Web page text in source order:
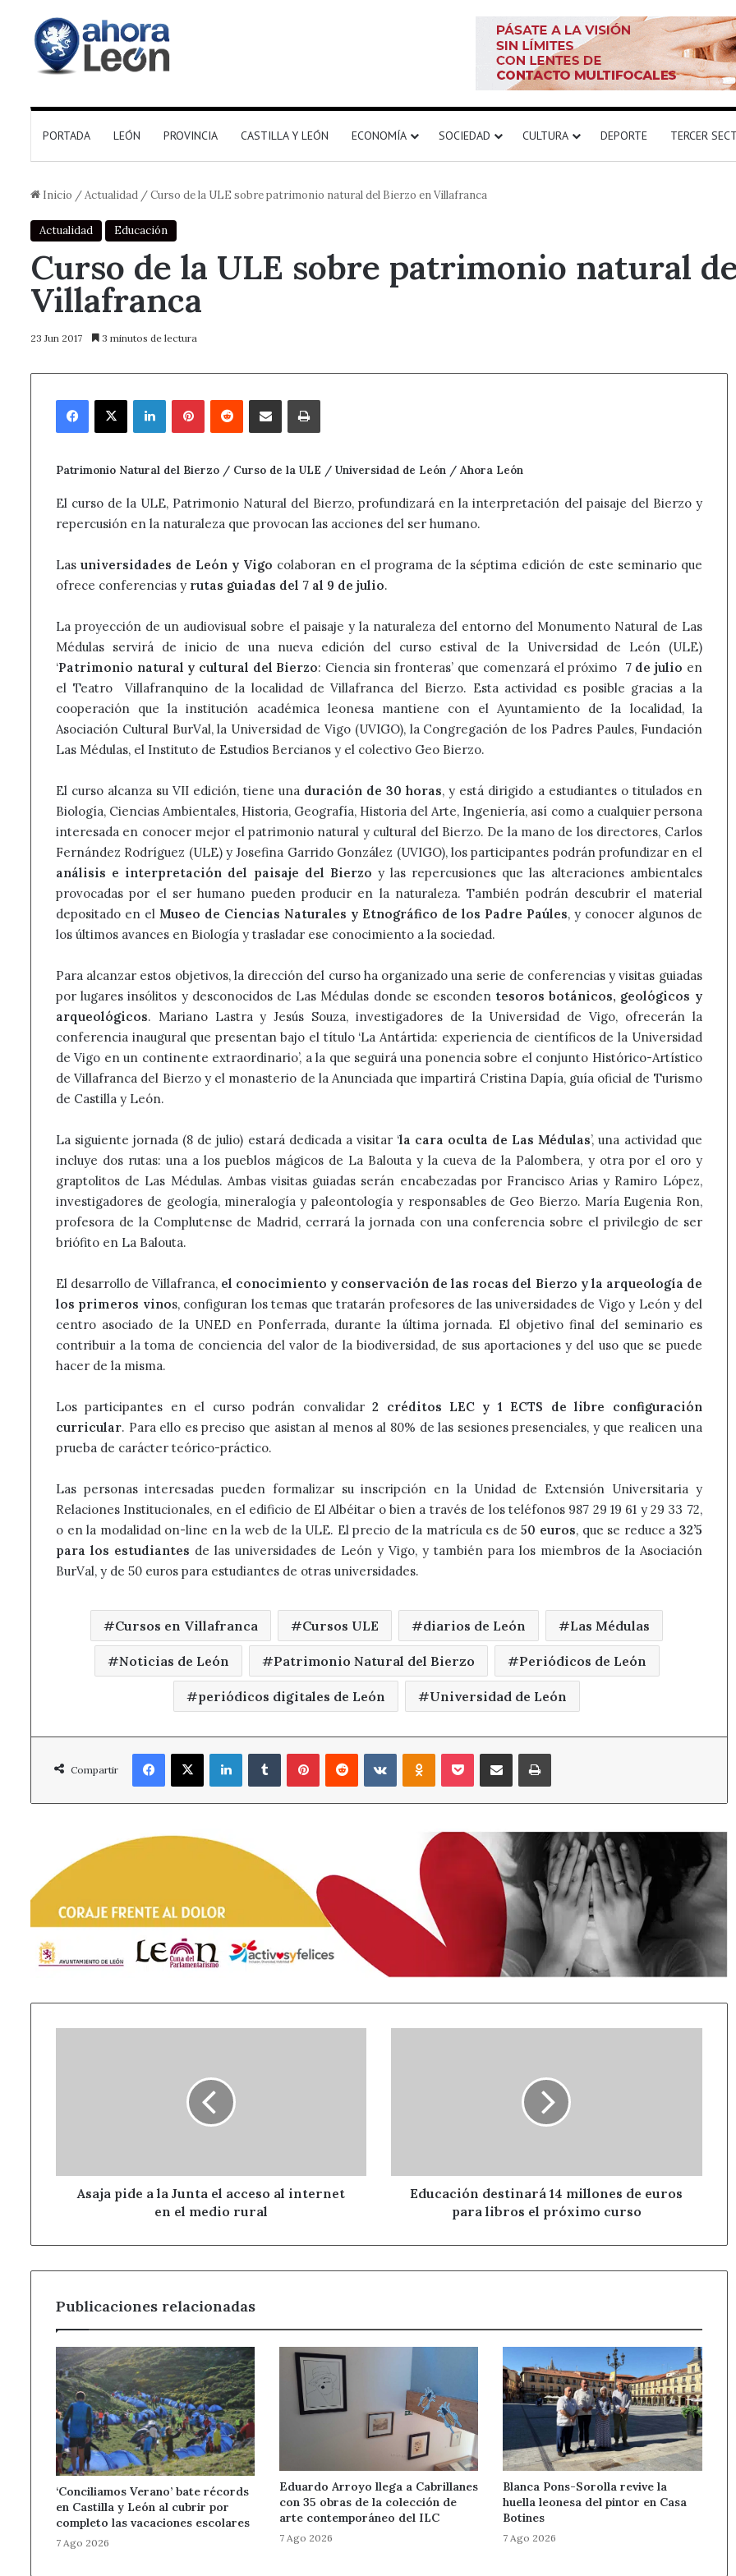
PORTADA LEÓN PROVINCIA CASTILLA Y LEÓN ECONOMÍA SOCIEDAD CULTURA DEPORTE TERCER
Inicio /Actualidad /Curso de la ULE sobre patrimonio natural del Bierzo en Villafranca
Actualidad Educación
Curso de la ULE sobre patrimonio natural
Villafranca
23 Jun 2017 3 minutos de lectura
Facebook
X LinkedInPinterestReddit Compartir por correo electrónicoImprimir
Patrimonio Natural del Bierzo / Curso de la ULE / Universidad de León / Ahora León
El curso de la ULE, Patrimonio Natural del Bierzo, profundizará en la interpretación del paisaje del Bierzo y
repercusión en la naturaleza que provocan las acciones del ser humano.
Lasuniversidades de León y Vigo colaboran en el programa de la séptima edición de este seminario que
ofrece conferencias y rutas guiadas del 7 al 9 de julio.
La proyección de un audiovisual sobre el paisaje y la naturaleza del entorno del Monumento Natural de Las
Médulas servirá de inicio de una nueva edición del curso estival de la Universidad de León (ULE)
‘Patrimonio natural y cultural del Bierzo: Ciencia sin fronteras’ que comenzará el próximo 7 de julio en
el Teatro Villafranquino de la localidad de Villafranca del Bierzo. Esta actividad es posible gracias a la
cooperación que la institución académica leonesa mantiene con el Ayuntamiento de la localidad, la
Asociación Cultural BurVal, la Universidad de Vigo (UVIGO), la Congregación de los Padres Paules, Fundación
Las Médulas, el Instituto de Estudios Bercianos y el colectivo Geo Bierzo.
El curso alcanza su VII edición, tiene una duración de 30 horas, y está dirigido a estudiantes o titulados en
Biología, Ciencias Ambientales, Historia, Geografía, Historia del Arte, Ingeniería, así como a cualquier persona
interesada en conocer mejor el patrimonio natural y cultural del Bierzo. De la mano de los directores, Carlos
Fernández Rodríguez (ULE) y Josefina Garrido González (UVIGO), los participantes podrán profundizar en el
análisis e interpretación del paisaje del Bierzo y las repercusiones que las alteraciones ambientales
provocadas por el ser humano pueden producir en la naturaleza. También podrán descubrir el material
depositado en el Museo de Ciencias Naturales y Etnográfico de los Padre Paúles, y conocer algunos de
los últimos avances en Biología y trasladar ese conocimiento a la sociedad.
Para alcanzar estos objetivos, la dirección del curso ha organizado una serie de conferencias y visitas guiadas
por lugares insólitos y desconocidos de Las Médulas donde se esconden tesoros botánicos, geológicos y
arqueológicos. Mariano Lastra y Jesús Souza, investigadores de la Universidad de Vigo, ofrecerán la
conferencia inaugural que presentan bajo el título ‘La Antártida: experiencia de científicos de la Universidad
de Vigo en un continente extraordinario’, a la que seguirá una ponencia sobre el conjunto Histórico-Artístico
de Villafranca del Bierzo y el monasterio de la Anunciada que impartirá Cristina Dapía, guía oficial de Turismo
de Castilla y León.
La siguiente jornada (8 de julio) estará dedicada a visitar ‘la cara oculta de Las Médulas’, una actividad que
incluye dos rutas: una a los pueblos mágicos de La Balouta y la cueva de la Palombera, y otra por el oro y
graptolitos de Las Médulas. Ambas visitas guiadas serán encabezadas por Francisco Arias y Ramiro López,
investigadores de geología, mineralogía y paleontología y responsables de Geo Bierzo. María Eugenia Ron,
profesora de la Complutense de Madrid, cerrará la jornada con una conferencia sobre el privilegio de ser
briófito en La Balouta.
El desarrollo de Villafranca, el conocimiento y conservación de las rocas del Bierzo y la arqueología de
los primeros vinos, configuran los temas que tratarán profesores de las universidades de Vigo y León y del
centro asociado de la UNED en Ponferrada, durante la última jornada. El objetivo final del seminario es
contribuir a la toma de conciencia del valor de la biodiversidad, de sus aportaciones y del uso que se puede
hacer de la misma.
Los participantes en el curso podrán convalidar2 créditos LEC y 1 ECTS de libre configuración
curricular. Para ello es preciso que asistan al menos al 80% de las sesiones presenciales, y que realicen una
prueba de carácter teórico-práctico.
Las personas interesadas pueden formalizar su inscripción en la Unidad de Extensión Universitaria y
Relaciones Institucionales, en el edificio de El Albéitar o bien a través de los teléfonos 987 29 19 61 y 29 33 72,
o en la modalidad on-line en la web de la ULE. El precio de la matrícula es de 50 euros, que se reduce a 32’5
para los estudiantes de las universidades de León y Vigo, y también para los miembros de la Asociación
BurVal, y de 50 euros para estudiantes de otras universidades.
Cursos en Villafranca Cursos ULE diarios de León Las Médulas
Noticias de León Patrimonio Natural del Bierzo Periódicos de León
periódicos digitales de León Universidad de León
Compartir
Facebook
X LinkedInTumblrPinterestReddit VKontakteOdnoklassniki
PocketCompartir por correo electrónicoImprimir
internet
rural
Asaja pide a la Junta el acceso al internet
en el medio rural
el
próximo
Educación destinará 14 millones de euros
para libros el próximo curso
Publicaciones relacionadas
‘Conciliamos Verano’ bate récords
en Castilla y León al cubrir por
completo las vacaciones escolares
7 Ago 2026
Eduardo Arroyo llega a Cabrillanes
con 35 obras de la colección de
arte contemporáneo del ILC
7 Ago 2026
Blanca Pons-Sorolla revive la
huella leonesa del pintor en Casa
Botines
7 Ago 2026